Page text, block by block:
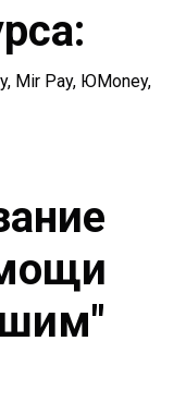
Mir Pay, ЮMoney,